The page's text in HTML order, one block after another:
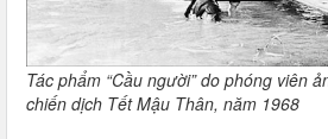
Tác phẩm “Cầu người” do phóng viên
chiến dịch Tết Mậu Thân, năm 1968